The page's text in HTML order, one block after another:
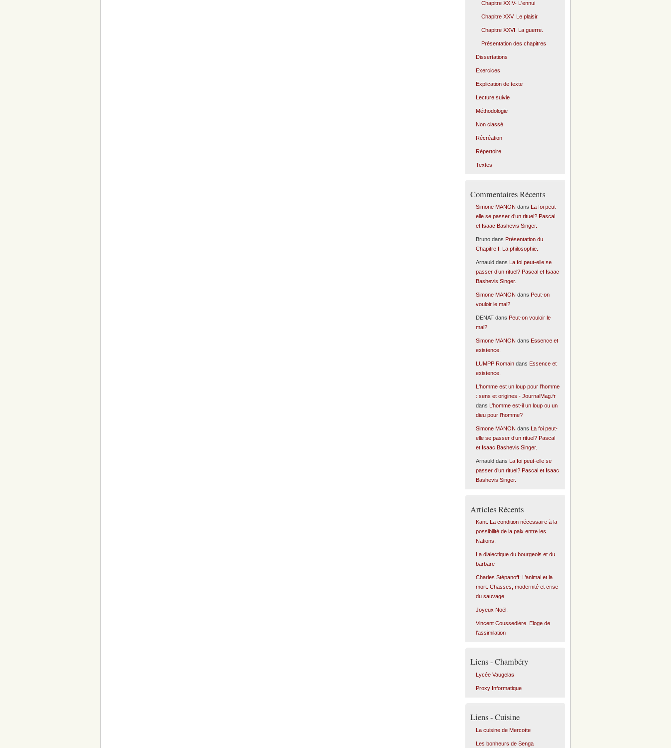
Chapitre XXIV- L'ennui
Chapitre XXV. Le plaisir.
Chapitre XXVI: La guerre.
Présentation des chapitres
Dissertations
Exercices
Explication de texte
Lecture suivie
Méthodologie
Non classé
Récréation
Répertoire
Textes
Commentaires Récents
Simone MANON dans
La foi peut-
elle se passer d’un rituel? Pascal
et Isaac Bashevis Singer.
Brunodans Présentation du
Chapitre I. La philosophie.
Arnauld dans
La foi peut-elle se
passer d’un rituel? Pascal et Isaac
Bashevis Singer.
Simone MANON dans Peut-on
vouloir le mal?
DENATdans Peut-on vouloir le
mal?
Simone MANON dans Essence et
existence.
LUMPP Romaindans Essence et
existence.
L'homme est un loup pour l'homme
: sens et origines - JournalMag.fr
dans
L’homme est-il un loup ou un
dieu pour l’homme?
Simone MANON dans
La foi peut-
elle se passer d’un rituel? Pascal
et Isaac Bashevis Singer.
Arnauld dans
La foi peut-elle se
passer d’un rituel? Pascal et Isaac
Bashevis Singer.
Articles Récents
Kant. La condition nécessaire à la
possibilité de la paix entre les
Nations.
La dialectique du bourgeois et du
barbare
Charles Stépanoff: L’animal et la
mort. Chasses, modernité et crise
du sauvage
Joyeux Noël.
Vincent Coussedière. Eloge de
l’assimilation
Liens - Chambéry
Lycée Vaugelas
Proxy Informatique
Liens - Cuisine
La cuisine de Mercotte
Les bonheurs de Senga